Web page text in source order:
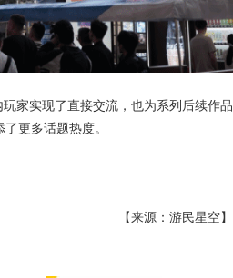
家实现了直接交流，也为系列后续作品
更多话题热度。
【来源：游民星空】